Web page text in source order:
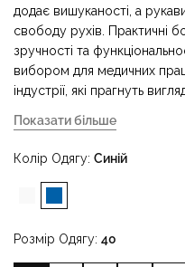
додає вишуканості, а
свободу рухів. Практичні
зручності та
вибором для медичних
індустрії, які прагнуть
Показати більше
Колір Одягу Синій
Розмір Одягу 40